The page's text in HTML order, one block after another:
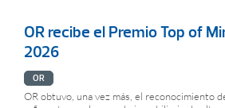
OR recibe el Premio Top of
2026
OR
OR obtuvo, una vez más, el reconocimiento